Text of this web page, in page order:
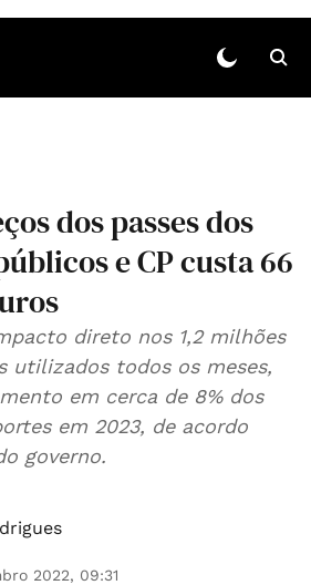
dos passes dos
e CP custa 66
direto nos 1,2 milhões
utilizados todos os meses,
em cerca de 8% dos
em 2023, de acordo
governo.
2022, 09:31